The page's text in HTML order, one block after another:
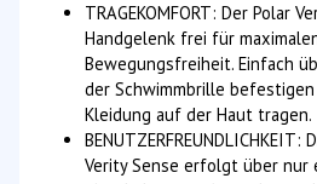
TRAGEKOMFORT: Der Polar
Handgelenk frei für
Bewegungsfreiheit. Einfach
der Schwimmbrille
Kleidung auf der Haut tragen.
Verity Sense erfolgt über nur